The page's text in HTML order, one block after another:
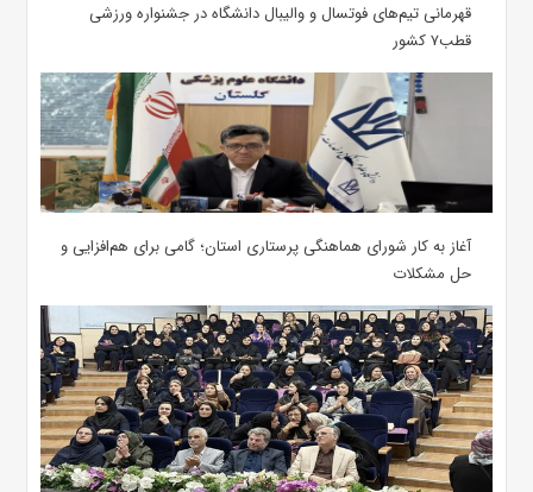
قهرمانی تیم‌های فوتسال و والیبال دانشگاه در جشنواره ورزشی
قطب۷ کشور
آغاز به کار شورای هماهنگی پرستاری استان؛ گامی برای هم‌افزایی و
حل مشکلات